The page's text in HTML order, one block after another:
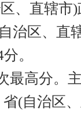
、直辖市
治区、直
。
最高分。
(自治区